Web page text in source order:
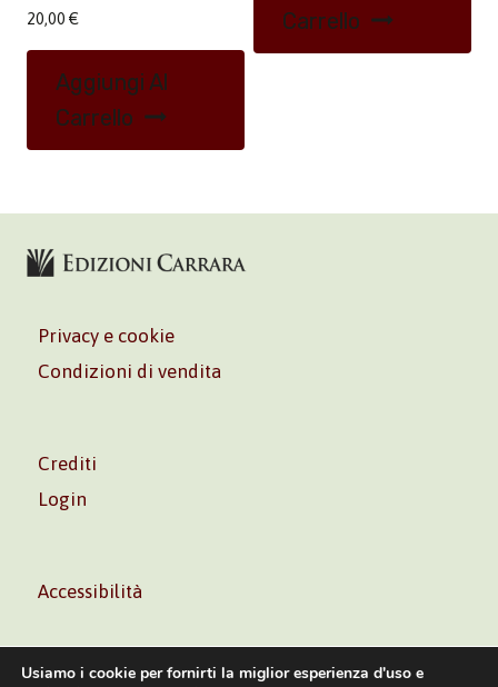
20,00 €
Aggiungi Al
Carrello
Carrello
Privacy e cookie
Condizioni di vendita
Crediti
Login
Accessibilità
Usiamo i cookie per fornirti la miglior esperienza d'uso e